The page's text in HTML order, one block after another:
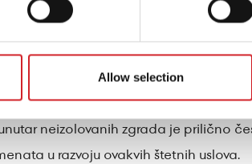
Allow selection
veliku količinu sunčevog
a, DRUCKFARBEN Grupa je
zgrada i posebno je dizajniran
neizolovanih zgrada je prilično
u razvoju ovakvih štetnih uslova.